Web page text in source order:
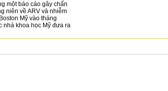
một báo cáo gây chấn
niên về ARV và nhiễm
Mỹ vào tháng
nhà khoa học Mỹ đưa ra